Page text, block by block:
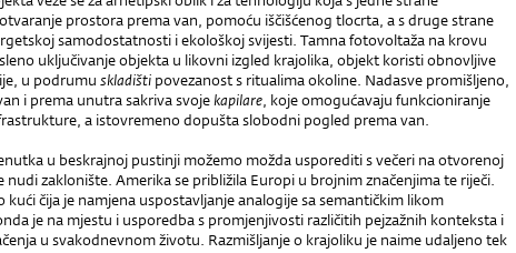
prostora prema van, pomoću iščišćenog tlocrta, a s druge strane
samodostatnosti i ekološkoj svijesti. Tamna fotovoltaža na krovu
uključivanje objekta u likovni izgled krajolika, objekt koristi obnovljive
u podrumu skladišti povezanost s ritualima okoline. Nadasve promišljeno,
i prema unutra sakriva svojekapilare, koje omogućavaju funkcioniranje
a istovremeno dopušta slobodni pogled prema van.
u beskrajnoj pustinji možemo možda usporediti s večeri na otvorenoj
nudi zaklonište. Amerika se približila Europi u brojnim značenjima te riječi.
kući čija je namjena uspostavljanje analogije sa semantičkim likom
je na mjestu i usporedba s promjenjivosti različitih pejzažnih konteksta i
u svakodnevnom životu. Razmišljanje o krajoliku je naime udaljeno tek